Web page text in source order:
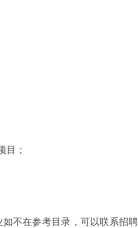
目；
不在参考目录，可以联系招